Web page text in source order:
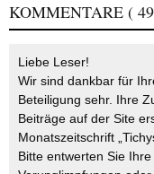
KOMMENTARE (
Liebe Leser!
Wir sind dankbar für
Beteiligung sehr. Ihre
Beiträge auf der Site
Monatszeitschrift
Bitte entwerten Sie